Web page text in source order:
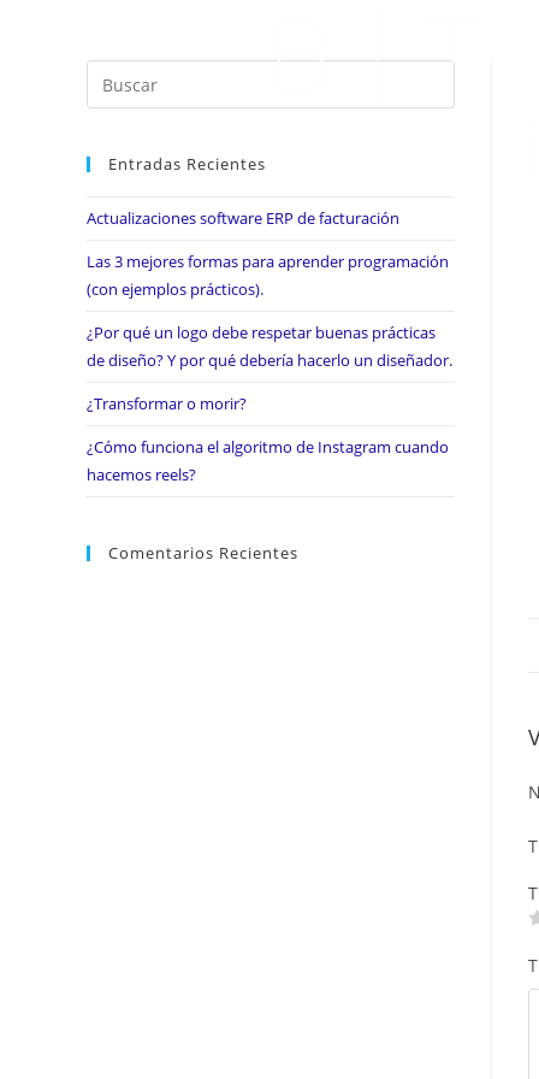
Entradas Recientes
Actualizaciones software ERP de facturación
Las 3 mejores formas para aprender programación
(con ejemplos prácticos).
¿Por qué un logo debe respetar buenas prácticas
de diseño? Y por qué debería hacerlo un diseñador.
¿Transformar o morir?
¿Cómo funciona el algoritmo de Instagram cuando
hacemos reels?
Comentarios Recientes